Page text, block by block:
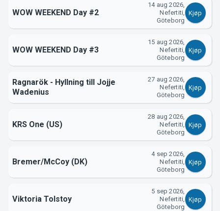
Om Tickster
WOW WEEKEND Day #2
14 aug 2026,
Nefertiti,
Göteborg
Kjøp
WOW WEEKEND Day #3
15 aug 2026,
Nefertiti,
Göteborg
Kjøp
Ragnarök - Hyllning till Jojje
Wadenius
27 aug 2026,
Nefertiti,
Göteborg
Kjøp
KRS One (US)
28 aug 2026,
Nefertiti,
Göteborg
Kjøp
Bremer/McCoy (DK)
4 sep 2026,
Nefertiti,
Göteborg
Kjøp
Viktoria Tolstoy
5 sep 2026,
Nefertiti,
Göteborg
Kjøp